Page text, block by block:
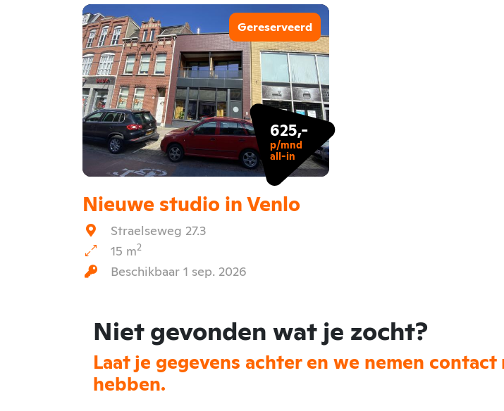
Gereserveerd
625,-
p/mnd
all-in
Nieuwe studio in Venlo
Straelseweg 27.3
15 m2
Beschikbaar 1 sep. 2026
Niet gevonden wat je zocht?
Laat je gegevens achter en we nemen
hebben.